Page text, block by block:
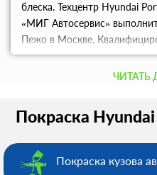
блеска. Техцентр Hyundai
«МИГ Автосервис»
Пежо в Москве.
помогут подобрать краску
используя
ЧИТАТЬ
Покраска
Покраска кузова